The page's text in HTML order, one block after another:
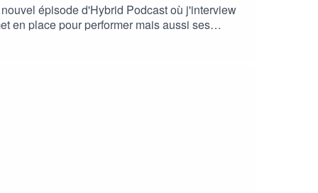
épisode d'Hybrid Podcast où j'interview
en place pour performer mais aussi ses
SuperPhysique Nutrition, mon approche
terme.À travers mes suivis personnalisés et
: vous transmettre les clés d'une
newsletter/Coaching à distance :
coaching-premium/Compléments